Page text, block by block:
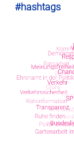
#hashtags